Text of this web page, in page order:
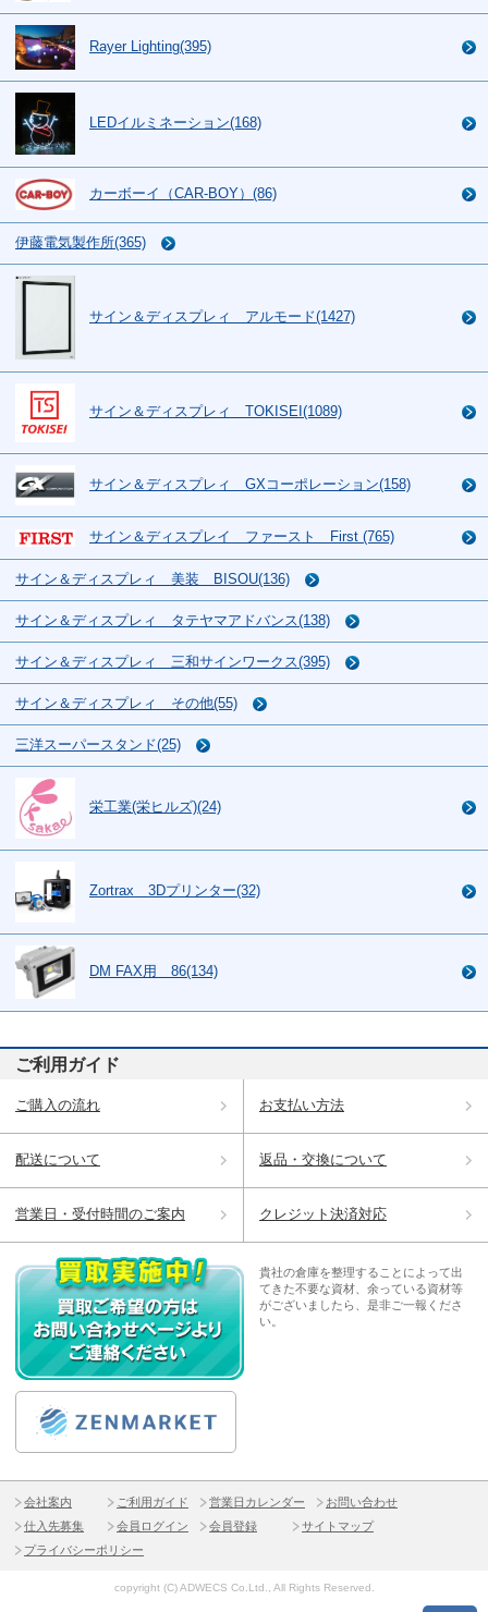
Rayer Lighting(395)
LEDイルミネーション(168)
カーボーイ（CAR-BOY）(86)
伊藤電気製作所(365)
サイン＆ディスプレィ アルモード(1427)
サイン＆ディスプレィ TOKISEI(1089)
サイン＆ディスプレィ GXコーポレーション(158)
サイン＆ディスプレイ ファースト First (765)
サイン＆ディスプレィ 美装 BISOU(136)
サイン＆ディスプレィ タテヤマアドバンス(138)
サイン＆ディスプレィ 三和サインワークス(395)
サイン＆ディスプレィ その他(55)
三洋スーパースタンド(25)
栄工業(栄ヒルズ)(24)
Zortrax 3Dプリンター(32)
DM FAX用 86(134)
ご利用ガイド
ご購入の流れ お支払い方法
配送について 返品・交換について
営業日・受付時間のご案内 クレジット決済対応
貴社の倉庫を整理することによって出
てきた不要な資材、余っている資材等
がございましたら、是非ご一報くださ
い。
会社案内 ご利用ガイド 営業日カレンダー
お問い合わせ
仕入先募集
会員ログイン 会員登録
サイトマップ
プライバシーポリシー
copyright (C) ADWECS Co.Ltd., All Rights Reserved.